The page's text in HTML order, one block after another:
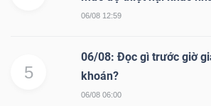
06/08 12:59
5
06/08: Đọc gì trước giờ
khoán?
06/08 06:00